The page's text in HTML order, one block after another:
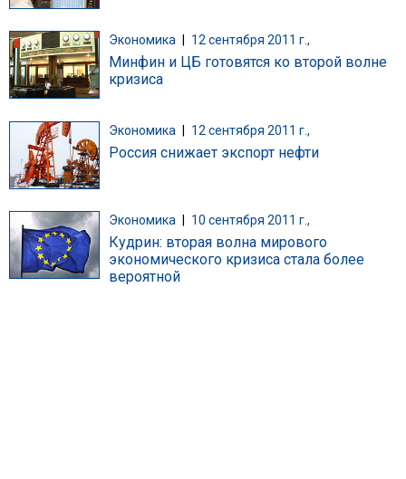
Экономика 12 сентября 2011 г.,
Минфин и ЦБ готовятся ко второй волне
кризиса
Экономика 12 сентября 2011 г.,
Россия снижает экспорт нефти
Экономика 10 сентября 2011 г.,
Кудрин: вторая волна мирового
экономического кризиса стала более
вероятной